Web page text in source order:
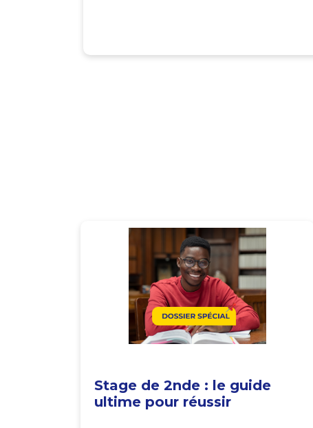
Stage de 2nde : le guide
ultime pour réussir